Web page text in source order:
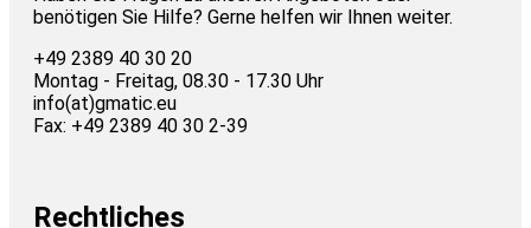
benötigen Sie Hilfe? Gerne helfen wir Ihnen weiter.
+49 2389 40 30 20
Montag - Freitag, 08.30 - 17.30 Uhr
info(at)gmatic.eu
Fax: +49 2389 40 30 2-39
Rechtliches